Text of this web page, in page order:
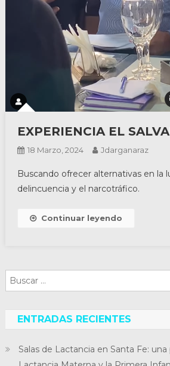
EXPERIENCIA EL
18 Marzo, 2024 Jdarganaraz
Buscando ofrecer alternativas en la
delincuencia y el narcotráfico.
Continuar leyendo
ENTRADAS RECIENTES
Salas de Lactancia en Santa Fe: